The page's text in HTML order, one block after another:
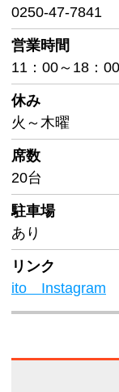
0250-47-7841
営業時間
11：00～18：
休み
火～木曜
席数
20台
駐車場
あり
リンク
ito Instagram